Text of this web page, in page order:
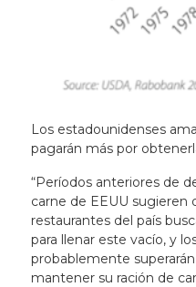
Los estadounidenses
pagarán más por
“Períodos anteriores de
carne de EEUU sugieren
restaurantes del país
para llenar este vacío, y
probablemente
mantener su ración de